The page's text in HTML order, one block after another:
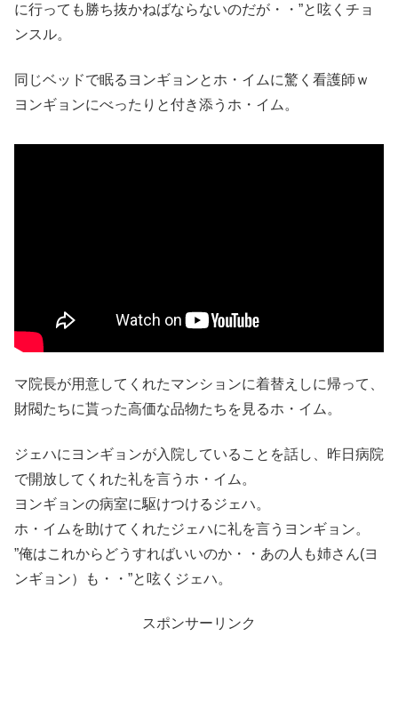
に行っても勝ち抜かねばならないのだが・・”と呟くチョ
ンスル。
同じベッドで眠るヨンギョンとホ・イムに驚く看護師ｗ
ヨンギョンにべったりと付き添うホ・イム。
マ院長が用意してくれたマンションに着替えしに帰って、
財閥たちに貰った高価な品物たちを見るホ・イム。
ジェハにヨンギョンが入院していることを話し、昨日病院
で開放してくれた礼を言うホ・イム。
ヨンギョンの病室に駆けつけるジェハ。
ホ・イムを助けてくれたジェハに礼を言うヨンギョン。
”俺はこれからどうすればいいのか・・あの人も姉さん(ヨ
ンギョン）も・・”と呟くジェハ。
スポンサーリンク